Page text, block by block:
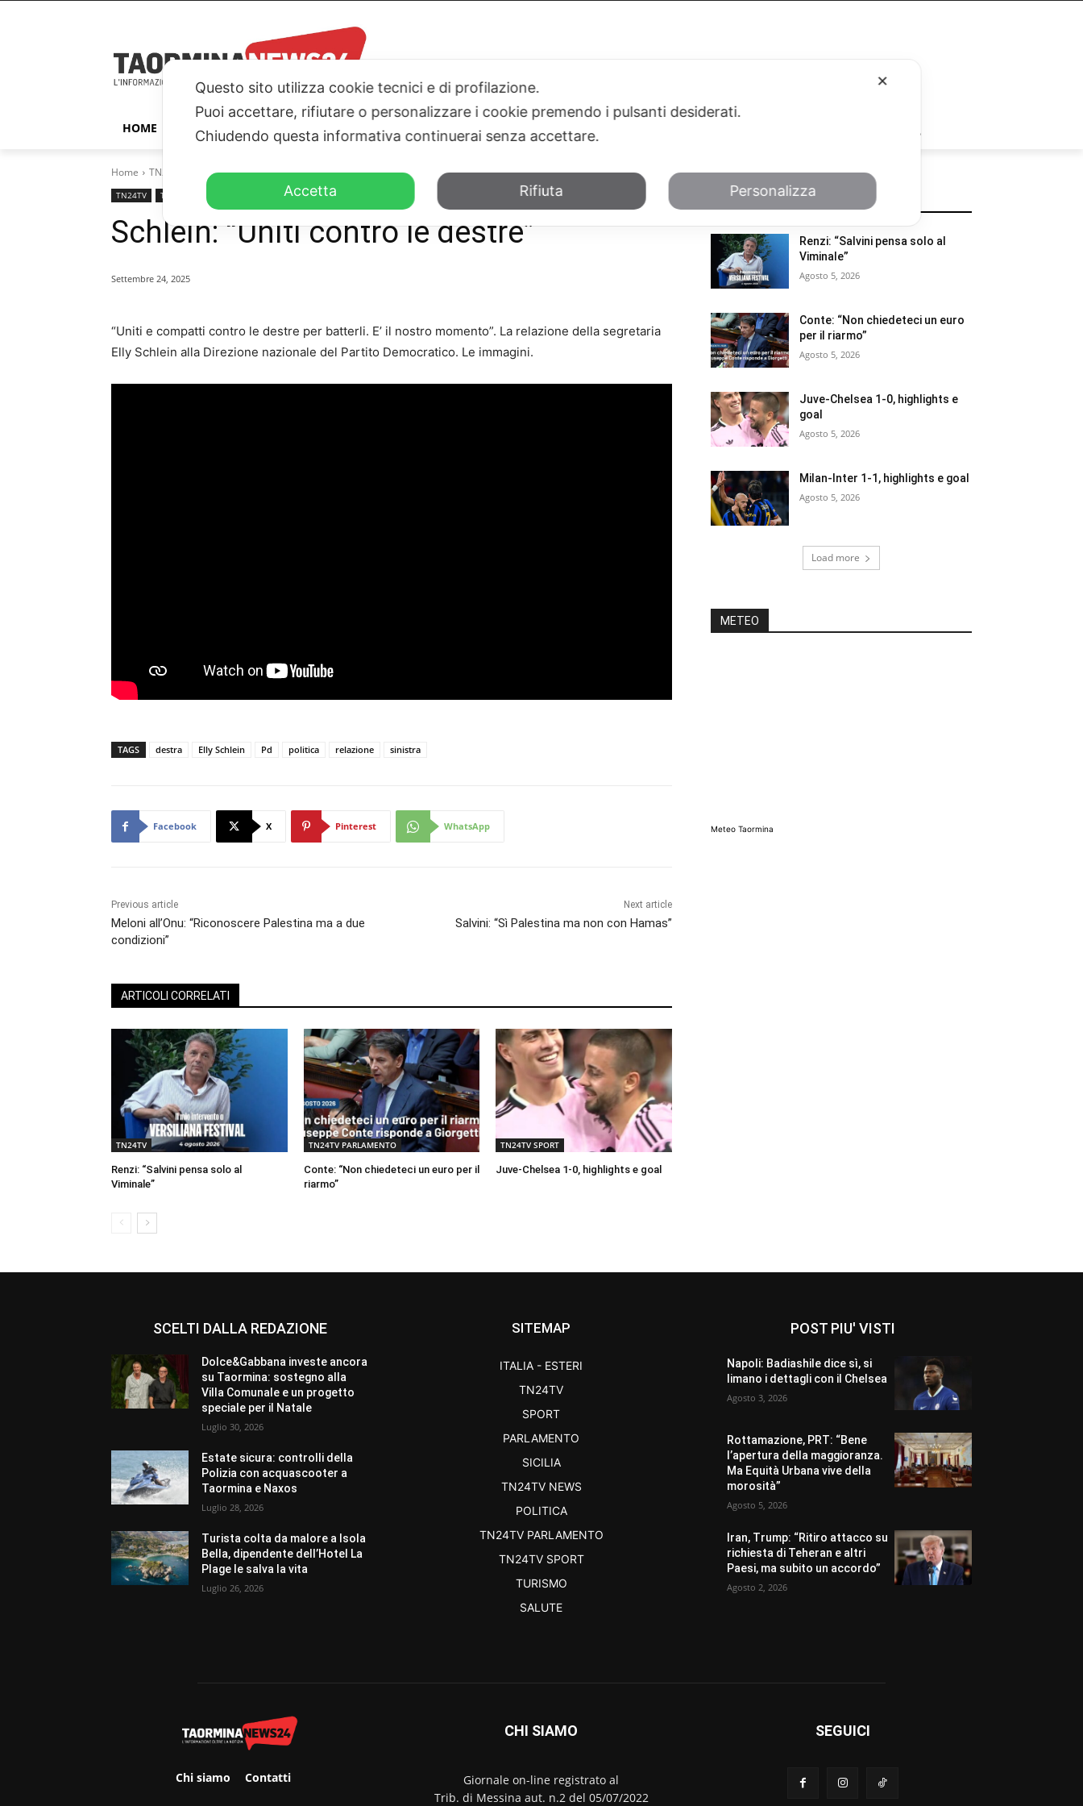
HOME TAORMINA ITALIA – ESTERI PARLAMENTO SALUTE
Home TN24TV Schlein: "Uniti contro le destre"
TN24TV TN24TV PARLAMENTO
Schlein: “Uniti contro le destre”
Settembre 24, 2025
“Uniti e compatti contro le destre per batterli. E’ il nostro momento”. La relazione della segretaria
Elly Schlein alla Direzione nazionale del Partito Democratico. Le immagini.
TAGS destra Elly Schlein Pd politica relazione sinistra
Facebook X Pinterest WhatsApp
Previous article
Meloni all’Onu: “Riconoscere Palestina ma a due
condizioni”
Next article
Salvini: “Sì Palestina ma non con Hamas”
ARTICOLI CORRELATI
TN24TV
Renzi: “Salvini pensa solo al
Viminale”
TN24TV PARLAMENTO
Conte: “Non chiedeteci un euro per il
riarmo”
TN24TV SPORT
Juve-Chelsea 1-0, highlights e goal
Renzi: “Salvini pensa solo al
Viminale”
Agosto 5, 2026
Conte: “Non chiedeteci un euro
per il riarmo”
Agosto 5, 2026
Juve-Chelsea 1-0, highlights e
goal
Agosto 5, 2026
Milan-Inter 1-1, highlights e goal
Agosto 5, 2026
Load more
METEO
Meteo Taormina
SCELTI DALLA REDAZIONE
Dolce&Gabbana investe ancora
su Taormina: sostegno alla
Villa Comunale e un progetto
speciale per il Natale
Luglio 30, 2026
Estate sicura: controlli della
Polizia con acquascooter a
Taormina e Naxos
Luglio 28, 2026
Turista colta da malore a Isola
Bella, dipendente dell’Hotel La
Plage le salva la vita
Luglio 26, 2026
SITEMAP
ITALIA - ESTERI
TN24TV
SPORT
PARLAMENTO
SICILIA
TN24TV NEWS
POLITICA
TN24TV PARLAMENTO
TN24TV SPORT
TURISMO
SALUTE
POST PIU' VISTI
Napoli: Badiashile dice sì, si
limano i dettagli con il Chelsea
Agosto 3, 2026
Rottamazione, PRT: “Bene
l’apertura della maggioranza.
Ma Equità Urbana vive della
morosità”
Agosto 5, 2026
Iran, Trump: “Ritiro attacco su
richiesta di Teheran e altri
Paesi, ma subito un accordo”
Agosto 2, 2026
Chi siamo Contatti
CHI SIAMO
Giornale on-line registrato al
Trib. di Messina aut. n.2 del 05/07/2022
SEGUICI
✕
Questo sito utilizza cookie tecnici e di profilazione.
Puoi accettare, rifiutare o personalizzare i cookie premendo i pulsanti desiderati.
Chiudendo questa informativa continuerai senza accettare.
Accetta Rifiuta Personalizza